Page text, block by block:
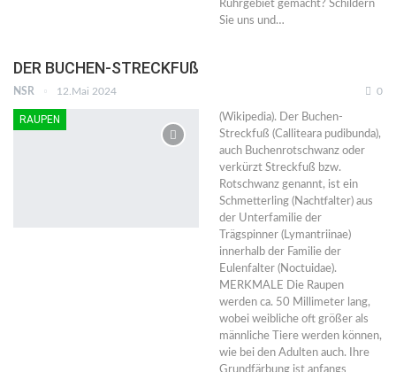
Ruhrgebiet gemacht? Schildern
Sie uns und…
DER BUCHEN-STRECKFUß
NSR 12.Mai 2024 0
RAUPEN
(Wikipedia). Der Buchen-
Streckfuß (Calliteara pudibunda),
auch Buchenrotschwanz oder
verkürzt Streckfuß bzw.
Rotschwanz genannt, ist ein
Schmetterling (Nachtfalter) aus
der Unterfamilie der
Trägspinner (Lymantriinae)
innerhalb der Familie der
Eulenfalter (Noctuidae).
MERKMALE Die Raupen
werden ca. 50 Millimeter lang,
wobei weibliche oft größer als
männliche Tiere werden können,
wie bei den Adulten auch. Ihre